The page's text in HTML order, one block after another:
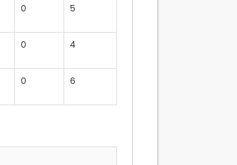
0 5
0 4
0 6